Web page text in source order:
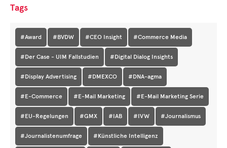
Tags
#Award #BVDW #CEO Insight #Commerce Media
#Der Case - UIM Fallstudien #Digital Dialog Insights
#Display Advertising #DMEXCO #DNA-agma
#E-Commerce #E-Mail Marketing #E-Mail Marketing Serie
#EU-Regelungen #GMX #IAB #IVW #Journalismus
#Journalistenumfrage #Künstliche Intelligenz